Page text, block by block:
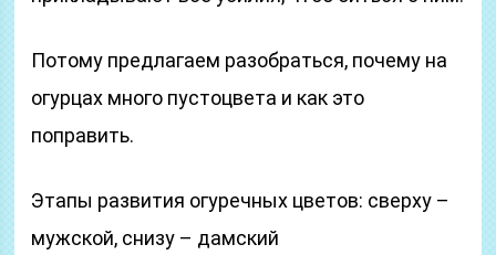
Потому предлагаем разобраться, почему на
огурцах много пустоцвета и как это
поправить.
Этапы развития огуречных цветов: сверху –
мужской, снизу – дамский